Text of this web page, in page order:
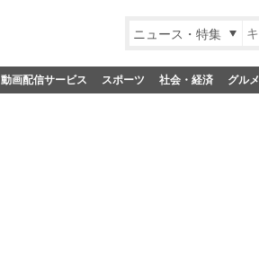
ニュース・特集
動画配信サービス スポーツ 社会・経済 グルメ